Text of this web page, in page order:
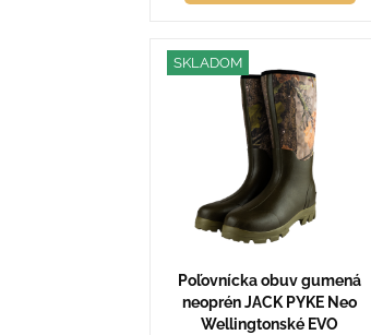
SKLADOM
Poľovnícka obuv gumená
neoprén JACK PYKE Neo
Wellingtonské EVO